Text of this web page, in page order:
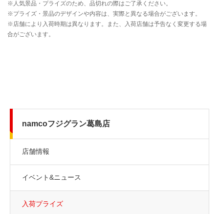
namcoフジグラン葛島店
店舗情報
イベント&ニュース
入荷プライズ